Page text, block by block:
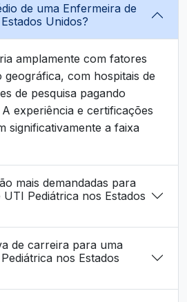
de uma Enfermeira de
Unidos?
amplamente com fatores
com hospitais de
de pesquisa pagando
experiência e certificações
significativamente a faixa
mais demandadas para
Pediátrica nos Estados
de carreira para uma
nos Estados